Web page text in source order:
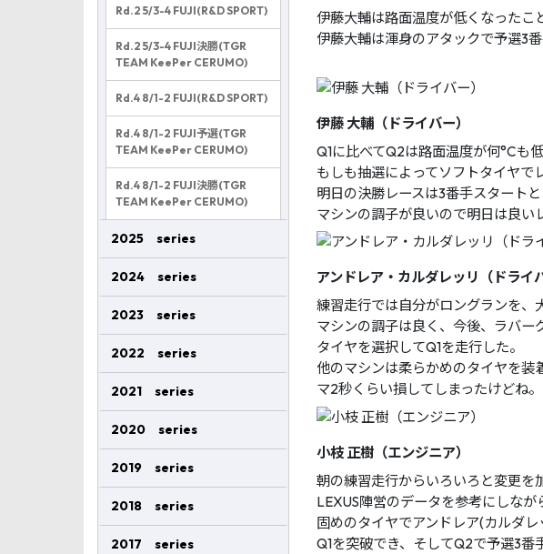
Rd.2 5/3-4 FUJI(R&D SPORT)
Rd.2 5/3-4 FUJI決勝(TGR
TEAM KeePer CERUMO)
Rd.4 8/1-2 FUJI(R&D SPORT)
Rd.4 8/1-2 FUJI予選(TGR
TEAM KeePer CERUMO)
Rd.4 8/1-2 FUJI決勝(TGR
TEAM KeePer CERUMO)
2025 series
2024 series
2023 series
2022 series
2021 series
2020 series
2019 series
2018 series
2017 series
伊藤大輔は路面温度が低くなったこ
伊藤大輔は渾身のアタックで予選3番
伊藤 大輔（ドライバー）
Q1に比べてQ2は路面温度が何°Cも
もしも抽選によってソフトタイヤで
明日の決勝レースは3番手スタート
マシンの調子が良いので明日は良い
アンドレア・カルダレッリ（ドライ
練習走行では自分がロングランを、
マシンの調子は良く、今後、ラバー
タイヤを選択してQ1を走行した。
他のマシンは柔らかめのタイヤを装
マ2秒くらい損してしまったけどね。
小枝 正樹（エンジニア）
朝の練習走行からいろいろと変更を
LEXUS陣営のデータを参考にしなが
固めのタイヤでアンドレア(カルダ
Q1を突破でき、そしてQ2で予選3番